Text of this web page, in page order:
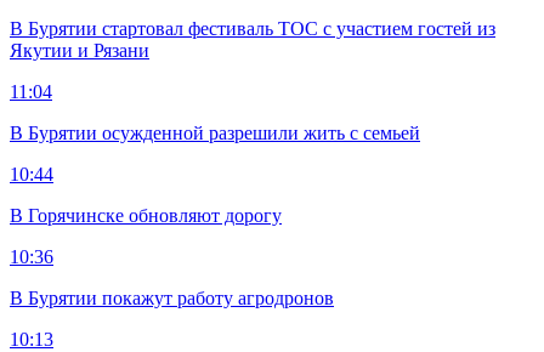
В Бурятии стартовал фестиваль ТОС с участием гостей из
Якутии и Рязани
11:04
В Бурятии осужденной разрешили жить с семьей
10:44
В Горячинске обновляют дорогу
10:36
В Бурятии покажут работу агродронов
10:13